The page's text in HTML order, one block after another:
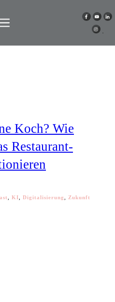
Koch? Wie
Restaurant-
KI Digitalisierung Zukunft